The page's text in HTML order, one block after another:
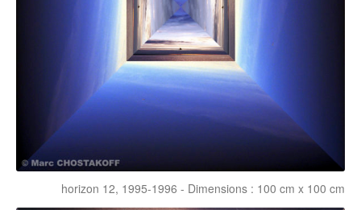
horizon 12, 1995-1996 - Dimensions : 100 cm x 100 cm